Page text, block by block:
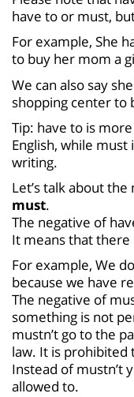
have to or must,
For example, She
to buy her mom a
We can also say
shopping center to
Tip: have to is
English, while
writing.
Let’s talk about
must.
The negative of
It means that
For example, We
because we have
The negative of
something is not
mustn’t go to the
law. It is prohibited
Instead of mustn’t
allowed to.